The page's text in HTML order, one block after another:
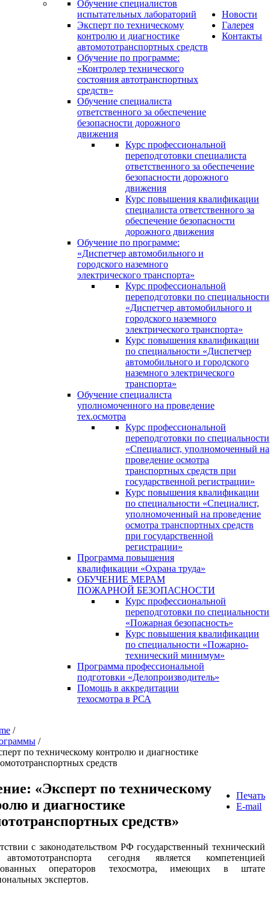
Обучение специалистов
испытательных лабораторий
Эксперт по техническому
контролю и диагностике
автомототранспортных средств
Обучение по программе:
«Контролер технического
состояния автотранспортных
средств»
Обучение специалиста
ответственного за обеспечение
безопасности дорожного
движения
Курс профессиональной
переподготовки специалиста
ответственного за обеспечение
безопасности дорожного
движения
Курс повышения квалификации
специалиста ответственного за
обеспечение безопасности
дорожного движения
Обучение по программе:
«Диспетчер автомобильного и
городского наземного
электрического транспорта»
Курс профессиональной
переподготовки по специальности
«Диспетчер автомобильного и
городского наземного
электрического транспорта»
Курс повышения квалификации
по специальности «Диспетчер
автомобильного и городского
наземного электрического
транспорта»
Обучение специалиста
уполномоченного на проведение
тех.осмотра
Курс профессиональной
переподготовки по специальности
«Специалист, уполномоченный на
проведение осмотра
транспортных средств при
государственной регистрации»
Курс повышения квалификации
по специальности «Специалист,
уполномоченный на проведение
осмотра транспортных средств
при государственной
регистрации»
Программа повышения
квалификации «Охрана труда»
ОБУЧЕНИЕ МЕРАМ
ПОЖАРНОЙ БЕЗОПАСНОСТИ
Курс профессиональной
переподготовки по специальности
«Пожарная безопасность»
Курс повышения квалификации
по специальности «Пожарно-
технический минимум»
Программа профессиональной
подготовки «Делопроизводитель»
Помощь в аккредитации
техосмотра в РСА
Новости
Галерея
Контакты
/
/
по техническому контролю и диагностике
средств
Печать
E-mail
«Эксперт по техническому
и диагностике
средств»
с законодательством РФ государственный технический
сегодня является компетенцией
операторов техосмотра, имеющих в штате
экспертов.